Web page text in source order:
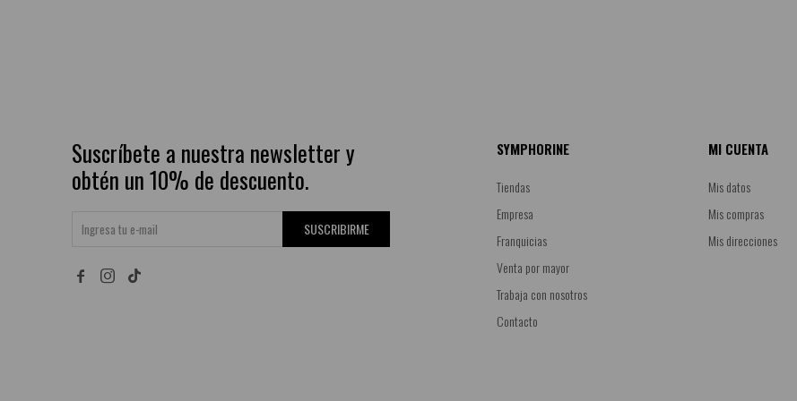
Suscríbete a nuestra newsletter y
obtén un 10% de descuento.
SUSCRIBIRME
 
SYMPHORINE
Tiendas
Empresa
Franquicias
Venta por mayor
Trabaja con nosotros
Contacto
MI CUENTA
Mis datos
Mis compras
Mis direcciones